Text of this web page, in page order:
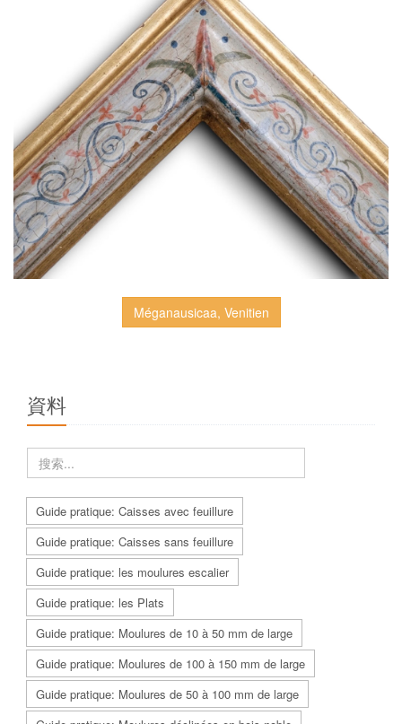
Méganausicaa, Venitien
資料
Guide pratique: Caisses avec feuillure
Guide pratique: Caisses sans feuillure
Guide pratique: les moulures escalier
Guide pratique: les Plats
Guide pratique: Moulures de 10 à 50 mm de large
Guide pratique: Moulures de 100 à 150 mm de large
Guide pratique: Moulures de 50 à 100 mm de large